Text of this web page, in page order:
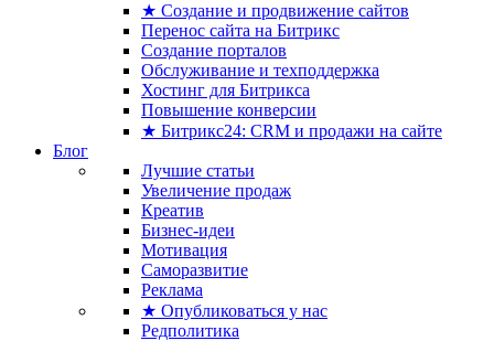
★ Создание и продвижение сайтов
Перенос сайта на Битрикс
Создание порталов
Обслуживание и техподдержка
Хостинг для Битрикса
Повышение конверсии
★ Битрикс24: CRM и продажи на сайте
Блог
Лучшие статьи
Увеличение продаж
Креатив
Бизнес-идеи
Мотивация
Саморазвитие
Реклама
★ Опубликоваться у нас
Редполитика